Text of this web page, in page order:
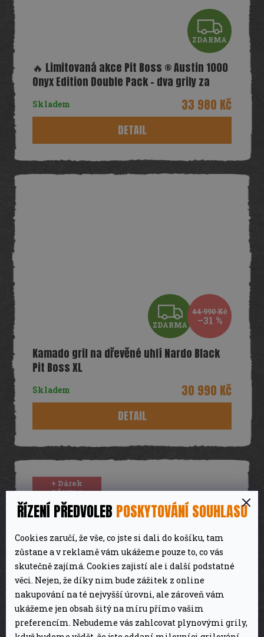
ŘÍZENÍ PŘEDVOLEB POSKYTOVÁNÍ SOUHLASU
Cookies zaručí, že vše, co jste si dali do košíku, tam
zůstane a v reklamě vám ukážeme pouze to, co vás
skutečně zajímá. Cookies zajistí ale i další podstatné
věci. Nejen, že díky nim bude zážitek z online
nakupování na té nejvyšší úrovni, ale zároveň vám
ukážeme jen obsah šitý na míru přímo vašim
preferencím. Nebudeme vás zahlcovat plynovými grily,
Z
D
A
R
A
ZDARMA
🔥 Limitovaná akce Pit Boss ® Austin 1000
Onyx Edition Double Pack – dva grily za
Skladem 33 980 Kč
DETAIL
Z
D
A
R
M
A
ZDARMA
44 990 Kč
–31 %
Kamado gril na dřevěné uhlí Nardo Black
Pit Boss XL
Skladem 30 990 Kč
DETAIL
+ Dárek
zdarma
Z
D
ZDARMA
47 990 Kč
–37 %